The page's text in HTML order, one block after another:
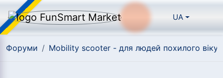
UA
Форуми / Mobility scooter - для людей похилого віку